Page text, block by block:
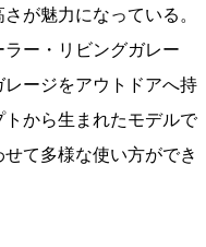
が魅力になっている。
ー・リビングガレー
ージをアウトドアへ持
から生まれたモデルで
て多様な使い方ができ